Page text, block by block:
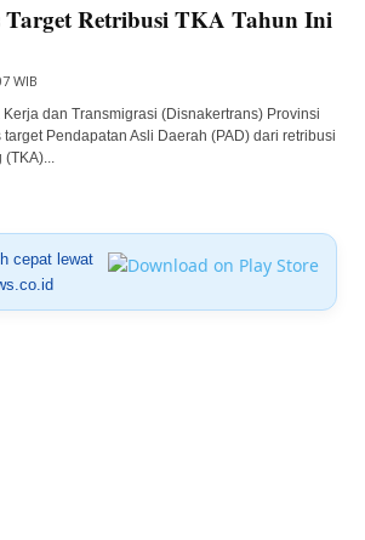
Target Retribusi TKA Tahun Ini
WIB
dan Transmigrasi (Disnakertrans) Provinsi
Pendapatan Asli Daerah (PAD) dari retribusi
(TKA)...
cepat lewat